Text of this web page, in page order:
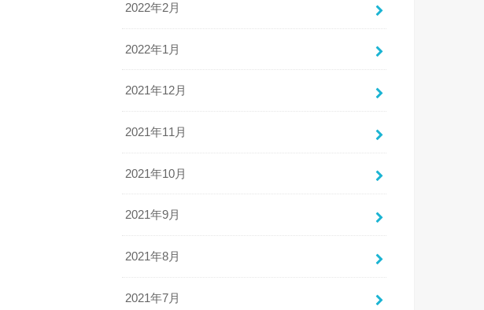
2022年2月
2022年1月
2021年12月
2021年11月
2021年10月
2021年9月
2021年8月
2021年7月